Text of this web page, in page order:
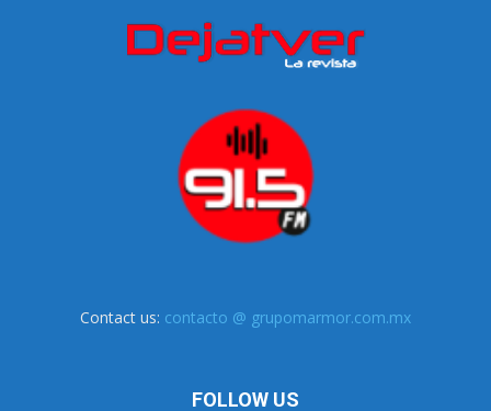
Contact us: contacto @ grupomarmor.com.mx
FOLLOW US